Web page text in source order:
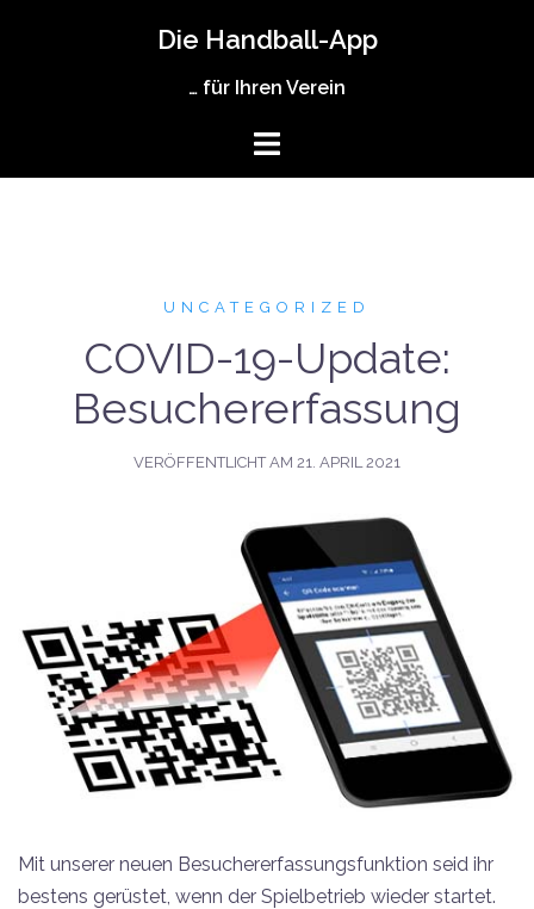
Die Handball-App
… für Ihren Verein
UNCATEGORIZED
COVID-19-Update:
Besuchererfassung
VERÖFFENTLICHT AM 21. APRIL 2021
Mit unserer neuen Besuchererfassungsfunktion seid ihr
bestens gerüstet, wenn der Spielbetrieb wieder startet.